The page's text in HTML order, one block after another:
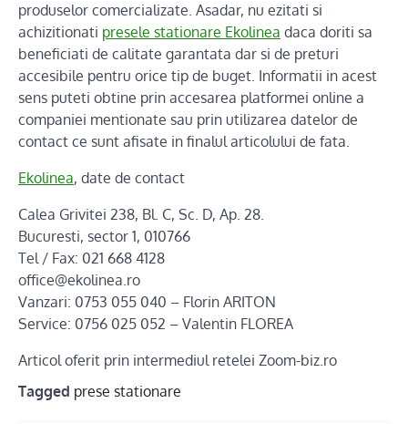
produselor comercializate. Asadar, nu ezitati si
achizitionati presele stationare Ekolinea daca doriti sa
beneficiati de calitate garantata dar si de preturi
accesibile pentru orice tip de buget. Informatii in acest
sens puteti obtine prin accesarea platformei online a
companiei mentionate sau prin utilizarea datelor de
contact ce sunt afisate in finalul articolului de fata.
Ekolinea, date de contact
Calea Grivitei 238, Bl. C, Sc. D, Ap. 28.
Bucuresti, sector 1, 010766
Tel / Fax: 021 668 4128
office@ekolinea.ro
Vanzari: 0753 055 040 – Florin ARITON
Service: 0756 025 052 – Valentin FLOREA
Articol oferit prin intermediul retelei Zoom-biz.ro
Tagged prese stationare